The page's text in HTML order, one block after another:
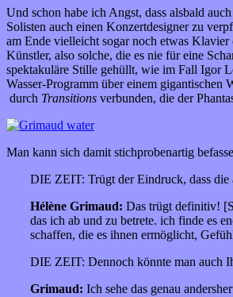
Und schon habe ich Angst, dass alsbald
Solisten auch einen Konzertdesigner zu
am Ende vielleicht sogar noch etwas
Künstler, also solche, die es nie für eine
spektakuläre Stille gehüllt, wie im Fall Igor
Wasser-Programm über einem
durch Transitions verbunden, die der
Man kann sich damit stichprobenartig
DIE ZEIT: Trügt der Eindruck, dass
Hélène Grimaud: Das trügt definitiv!
das ich ab und zu betrete. ich finde es
schaffen, die es ihnen ermöglicht,
DIE ZEIT: Dennoch könnte man auch
Grimaud: Ich sehe das genau